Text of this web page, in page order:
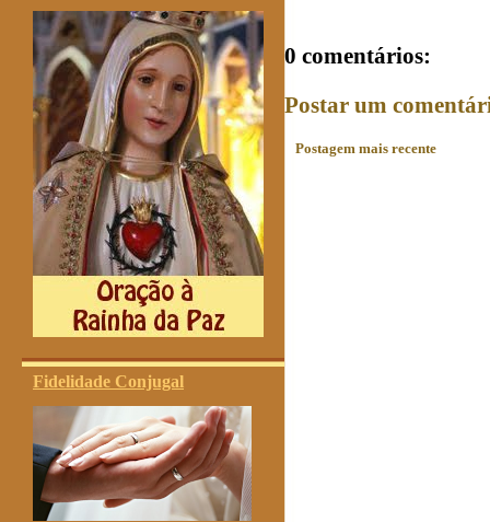
Fidelidade Conjugal
0 comentários:
Postar um
Postagem mais recente